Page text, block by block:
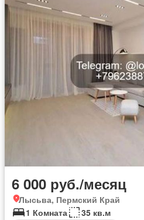
6 000 руб./месяц
Лысьва, Пермский Край
1 Комната
35 кв.м